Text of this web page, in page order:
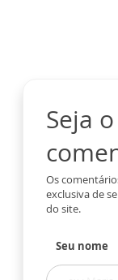
Seja
Os
exclusiva de
do site.
Seu nome